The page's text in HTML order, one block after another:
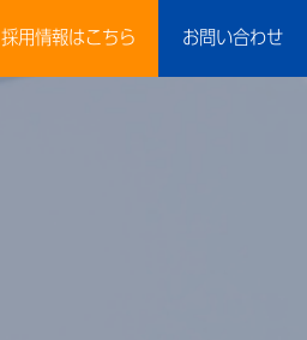
採用情報はこちら お問い合わせ